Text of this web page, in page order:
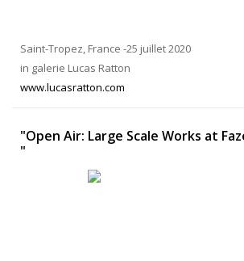
Saint-Tropez, France -25 juillet 2020
in galerie Lucas Ratton
www.lucasratton.com
"Open Air: Large Scale Works at
"